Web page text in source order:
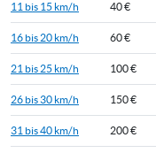
11 bis 15 km/h 40 €
16 bis 20 km/h 60 €
21 bis 25 km/h 100 €
26 bis 30 km/h 150 €
31 bis 40 km/h 200 €